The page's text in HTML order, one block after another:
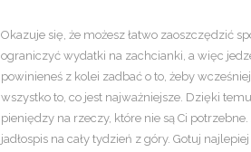
Okazuje się, że możesz łatwo zaoszczędzić
ograniczyć wydatki na zachcianki, a więc
powinieneś z kolei zadbać o to, żeby
wszystko to, co jest najważniejsze. Dzięki
pieniędzy na rzeczy, które nie są Ci
jadłospis na cały tydzień z góry. Gotuj